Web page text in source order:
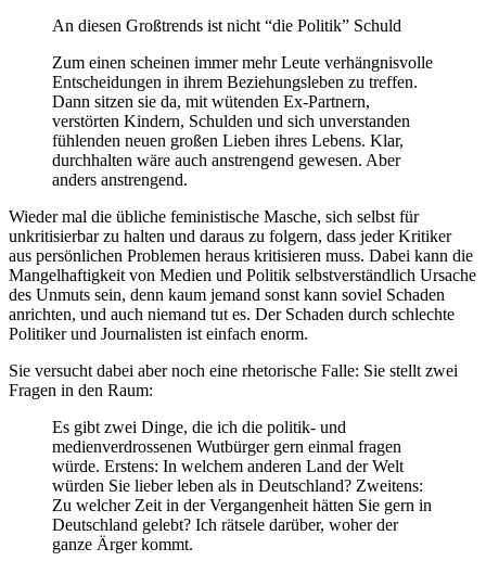
An diesen Großtrends ist nicht “die Politik” Schuld
Zum einen scheinen immer mehr Leute verhängnisvolle
Entscheidungen in ihrem Beziehungsleben zu treffen.
Dann sitzen sie da, mit wütenden Ex-Partnern,
verstörten Kindern, Schulden und sich unverstanden
fühlenden neuen großen Lieben ihres Lebens. Klar,
durchhalten wäre auch anstrengend gewesen. Aber
anders anstrengend.
Wieder mal die übliche feministische Masche, sich selbst für
unkritisierbar zu halten und daraus zu folgern, dass jeder Kritiker
aus persönlichen Problemen heraus kritisieren muss. Dabei kann die
Mangelhaftigkeit von Medien und Politik selbstverständlich Ursache
des Unmuts sein, denn kaum jemand sonst kann soviel Schaden
anrichten, und auch niemand tut es. Der Schaden durch schlechte
Politiker und Journalisten ist einfach enorm.
Sie versucht dabei aber noch eine rhetorische Falle: Sie stellt zwei
Fragen in den Raum:
Es gibt zwei Dinge, die ich die politik- und
medienverdrossenen Wutbürger gern einmal fragen
würde. Erstens: In welchem anderen Land der Welt
würden Sie lieber leben als in Deutschland? Zweitens:
Zu welcher Zeit in der Vergangenheit hätten Sie gern in
Deutschland gelebt? Ich rätsele darüber, woher der
ganze Ärger kommt.